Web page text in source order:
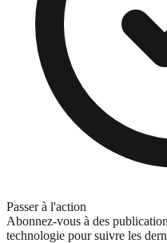
Passer à l'action
Abonnez-vous à des
technologie pour suivre les